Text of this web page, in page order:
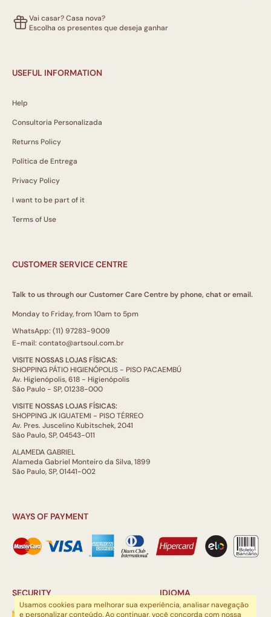
Vai casar? Casa nova?
Escolha os presentes que deseja ganhar
USEFUL INFORMATION
Help
Consultoria Personalizada
Returns Policy
Política de Entrega
Privacy Policy
I want to be part of it
Terms of Use
CUSTOMER SERVICE CENTRE
Talk to us through our Customer Care Centre by phone, chat or email.
Monday to Friday, from 10am to 5pm
WhatsApp: (11) 97283-9009
E-mail: contato@artsoul.com.br
VISITE NOSSAS LOJAS FÍSICAS:
SHOPPING PÁTIO HIGIENÓPOLIS - PISO PACAEMBÚ
Av. Higienópolis, 618 - Higienópolis
São Paulo - SP, 01238-000
VISITE NOSSAS LOJAS FÍSICAS:
SHOPPING JK IGUATEMI - PISO TÉRREO
Av. Pres. Juscelino Kubitschek, 2041
São Paulo, SP, 04543-011
ALAMEDA GABRIEL
Alameda Gabriel Monteiro da Silva, 1899
São Paulo, SP, 01441-002
WAYS OF PAYMENT
SECURITY IDIOMA
Usamos cookies para melhorar sua experiência, analisar navegação
e personalizar conteúdo. Ao continuar, você concorda com nossa